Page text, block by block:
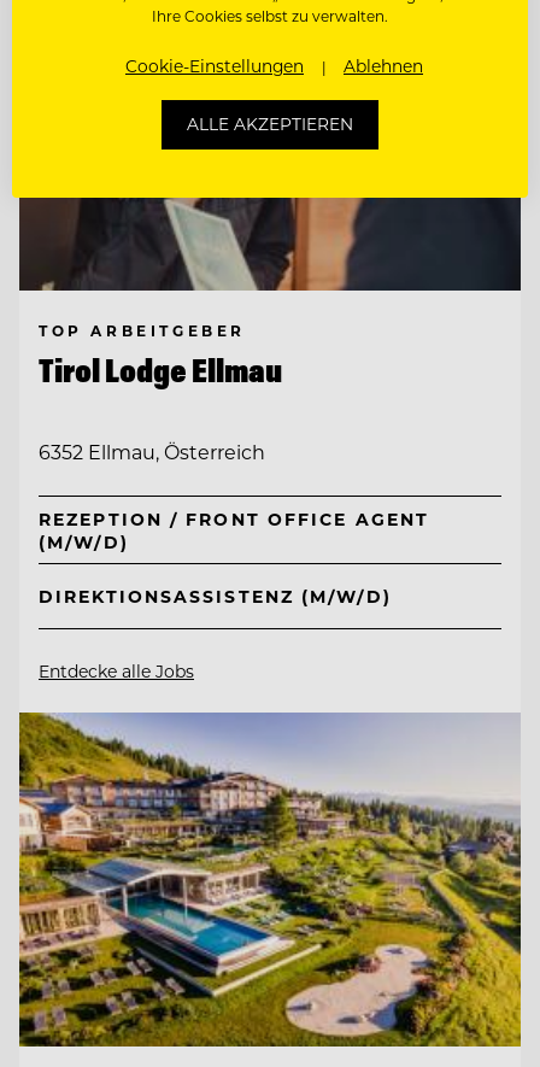
TOP ARBEITGEBER
Tirol Lodge Ellmau
6352 Ellmau, Österreich
REZEPTION / FRONT OFFICE AGENT
(M/W/D)
DIREKTIONSASSISTENZ (M/W/D)
Entdecke alle Jobs
Ihre Cookies selbst zu verwalten.
Cookie-Einstellungen Ablehnen
ALLE AKZEPTIEREN